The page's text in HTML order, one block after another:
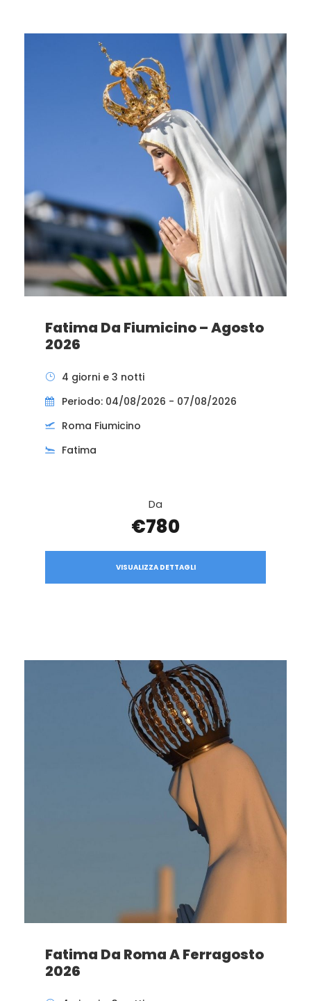
Fatima Da Fiumicino – Agosto
2026
4 giorni e 3 notti
Periodo: 04/08/2026 - 07/08/2026
Roma Fiumicino
Fatima
Da
€780
VISUALIZZA DETTAGLI
Fatima Da Roma A Ferragosto
2026